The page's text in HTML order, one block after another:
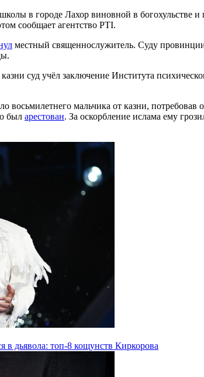
в городе Лахор виновной в
сообщает агентство PTI.
местный священнослужитель. Суду
суд учёл заключение Института
восьмилетнего мальчика от казни,
был арестован. За оскорбление ислама ему
в дьявола: топ-8 кощунств Киркорова